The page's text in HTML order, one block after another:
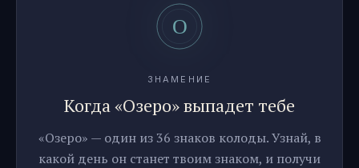
ЗНАМЕНИЕ
Когда «Озеро» выпадет тебе
«Озеро» — один из 36 знаков колоды. Узнай, в
какой день он станет твоим знаком, и получи